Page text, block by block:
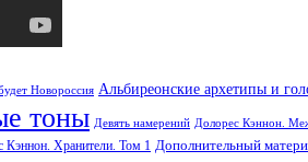
Новороссия Альбиреонские архетипы и
тоны Девять намерений Долорес Кэннон.
Кэннон. Хранители. Том 1 Дополнительный